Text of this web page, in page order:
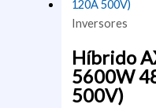
Inversores
Híbrido
5600W
500V)